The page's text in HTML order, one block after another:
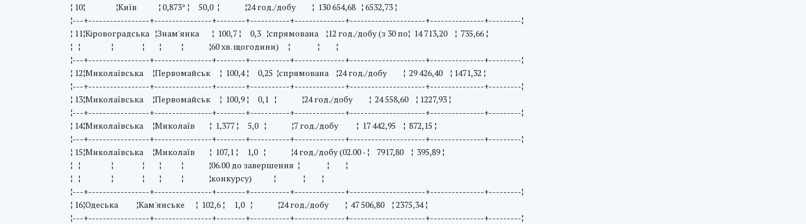
¦ 10¦ ¦Київ ¦ 0,873* ¦ 50,0 ¦ ¦24 год./добу ¦ 130 654,68 ¦ 6532,73 ¦
¦---+-----------------+----------------+--------+-----------+--------------+---------------------+---------------+---------¦
¦ 11¦Кіровоградська ¦Знам'янка ¦ 100,7 ¦ 0,3 ¦спрямована ¦12 год./добу (з 30 по¦ 14 713,20 ¦ 735,66 ¦
¦ ¦ ¦ ¦ ¦ ¦ ¦60 хв. щогодини) ¦ ¦ ¦
¦---+-----------------+----------------+--------+-----------+--------------+---------------------+---------------+---------¦
¦ 12¦Миколаївська ¦Первомайськ ¦ 100,4 ¦ 0,25 ¦спрямована ¦24 год./добу ¦ 29 426,40 ¦ 1471,32 ¦
¦---+-----------------+----------------+--------+-----------+--------------+---------------------+---------------+---------¦
¦ 13¦Миколаївська ¦Первомайськ ¦ 100,9 ¦ 0,1 ¦ ¦24 год./добу ¦ 24 558,60 ¦ 1227,93 ¦
¦---+-----------------+----------------+--------+-----------+--------------+---------------------+---------------+---------¦
¦ 14¦Миколаївська ¦Миколаїв ¦ 1,377 ¦ 5,0 ¦ ¦7 год./добу ¦ 17 442,95 ¦ 872,15 ¦
¦---+-----------------+----------------+--------+-----------+--------------+---------------------+---------------+---------¦
¦ 15¦Миколаївська ¦Миколаїв ¦ 107,1 ¦ 1,0 ¦ ¦4 год./добу (02.00 - ¦ 7917,80 ¦ 395,89 ¦
¦ ¦ ¦ ¦ ¦ ¦ ¦06.00 до завершення ¦ ¦ ¦
¦ ¦ ¦ ¦ ¦ ¦ ¦конкурсу) ¦ ¦ ¦
¦---+-----------------+----------------+--------+-----------+--------------+---------------------+---------------+---------¦
¦ 16¦Одеська ¦Кам'янське ¦ 102,6 ¦ 1,0 ¦ ¦24 год./добу ¦ 47 506,80 ¦ 2375,34 ¦
¦---+-----------------+----------------+--------+-----------+--------------+---------------------+---------------+---------¦